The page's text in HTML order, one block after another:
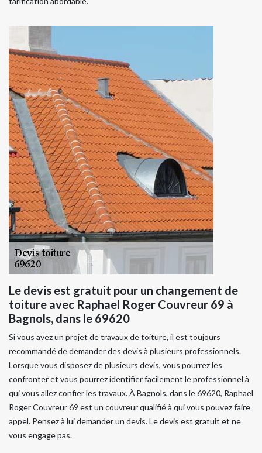
Le devis est gratuit pour un changement de
toiture avec Raphael Roger Couvreur 69 à
Bagnols, dans le 69620
Si vous avez un projet de travaux de toiture, il est toujours
recommandé de demander des devis à plusieurs professionnels.
Lorsque vous disposez de plusieurs devis, vous pourrez les
confronter et vous pourrez identifier facilement le professionnel à
qui vous allez confier les travaux. À Bagnols, dans le 69620, Raphael
Roger Couvreur 69 est un couvreur qualifié à qui vous pouvez faire
appel. Pensez à lui demander un devis. Le devis est gratuit et ne
vous engage pas.